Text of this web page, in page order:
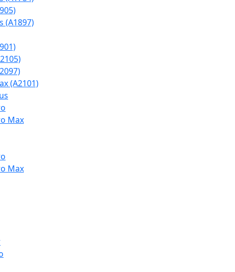
(A1897)
(A2101)
Max
Max